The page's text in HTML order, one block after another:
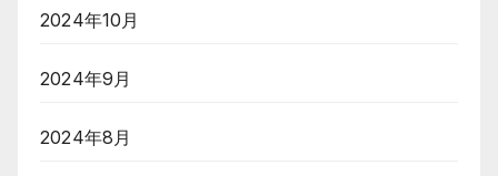
2024年10月
2024年9月
2024年8月